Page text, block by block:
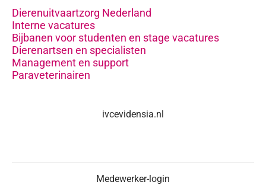
Dierenuitvaartzorg Nederland
Interne vacatures
Bijbanen voor studenten en stage vacatures
Dierenartsen en specialisten
Management en support
Paraveterinairen
ivcevidensia.nl
Medewerker-login